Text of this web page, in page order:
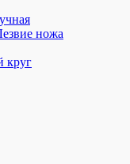
ножа
круг